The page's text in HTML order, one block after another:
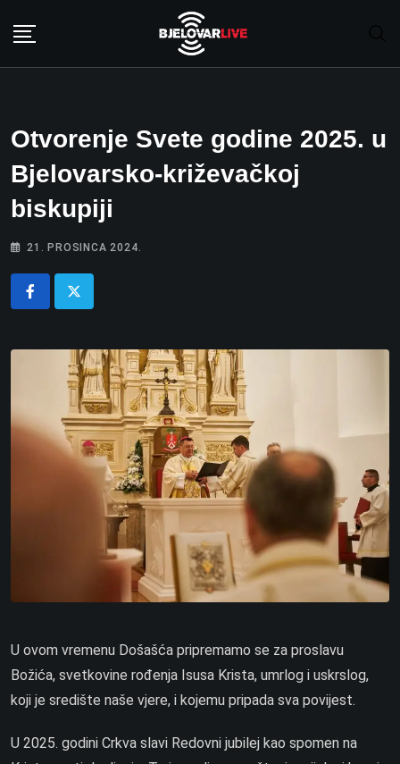
Otvorenje Svete godine 2025. u
Bjelovarsko-križevačkoj
biskupiji
21. PROSINCA 2024.
U ovom vremenu Došašća pripremamo se za proslavu
Božića, svetkovine rođenja Isusa Krista, umrlog i uskrslog,
koji je središte naše vjere, i kojemu pripada sva povijest.
U 2025. godini Crkva slavi Redovni jubilej kao spomen na